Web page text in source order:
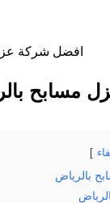
افضل شركة
مسابح
بالرياض